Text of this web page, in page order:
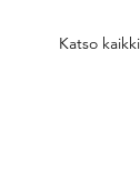
Katso kaikki